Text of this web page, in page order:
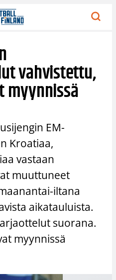
vahvistettu,
EM-
Kroatiaa,
vastaan
muuttuneet
iltana
aikatauluista.
suorana.
myynnissä